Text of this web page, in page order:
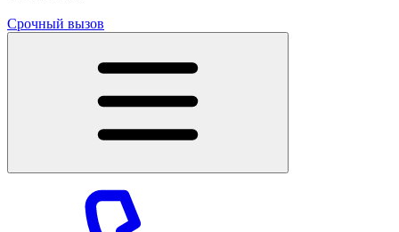
Срочный вызов